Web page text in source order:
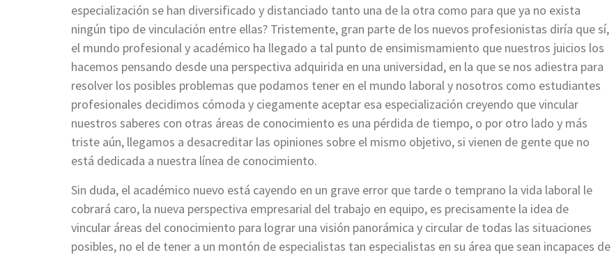
especialización se han diversificado y distanciado tanto una de la otra como para que ya no exista
ningún tipo de vinculación entre ellas? Tristemente, gran parte de los nuevos profesionistas diría que sí,
el mundo profesional y académico ha llegado a tal punto de ensimismamiento que nuestros juicios los
hacemos pensando desde una perspectiva adquirida en una universidad, en la que se nos adiestra para
resolver los posibles problemas que podamos tener en el mundo laboral y nosotros como estudiantes
profesionales decidimos cómoda y ciegamente aceptar esa especialización creyendo que vincular
nuestros saberes con otras áreas de conocimiento es una pérdida de tiempo, o por otro lado y más
triste aún, llegamos a desacreditar las opiniones sobre el mismo objetivo, si vienen de gente que no
está dedicada a nuestra línea de conocimiento.
Sin duda, el académico nuevo está cayendo en un grave error que tarde o temprano la vida laboral le
cobrará caro, la nueva perspectiva empresarial del trabajo en equipo, es precisamente la idea de
vincular áreas del conocimiento para lograr una visión panorámica y circular de todas las situaciones
posibles, no el de tener a un montón de especialistas tan especialistas en su área que sean incapaces de